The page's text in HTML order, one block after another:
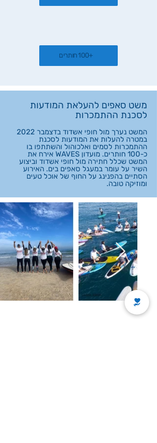
+100 חותרים
משט סאפים להעלאת המודעות
לסכנת ההתמכרות
המשט נערך מול חופי אשדוד בדצמבר 2022
במטרה להעלות את המודעות לסכנת
ההתמכרות לסמים ואלכוהול והשתתפו בו
כ-100 חותרים. מועדון WAVES אירח את
המשט שכלל חתירה מול חופי אשדוד וביצוע
השיר על עומר במעגל סאפים בים. האירוע
הסתיים בהפנינג על החוף של אוכל טעים
ומוזיקה טובה.